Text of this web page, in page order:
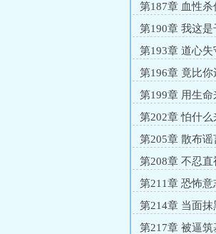
第187章 血性杀
第190章 我这是
第193章 道心失
第196章 竟比你
第199章 用生命
第202章 怕什么
第205章 散布谣
第208章 不忍直
第211章 恐怖意
第214章 当面抹
第217章 被逼筑